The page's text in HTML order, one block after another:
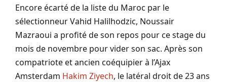
Encore écarté de la liste du Maroc par le
sélectionneur Vahid Halilhodzic, Noussair
Mazraoui a profité de son repos pour ce stage du
mois de novembre pour vider son sac. Après son
compatriote et ancien coéquipier à l’Ajax
Amsterdam Hakim Ziyech, le latéral droit de 23 ans